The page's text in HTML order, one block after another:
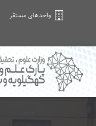
واحدهای مستقر